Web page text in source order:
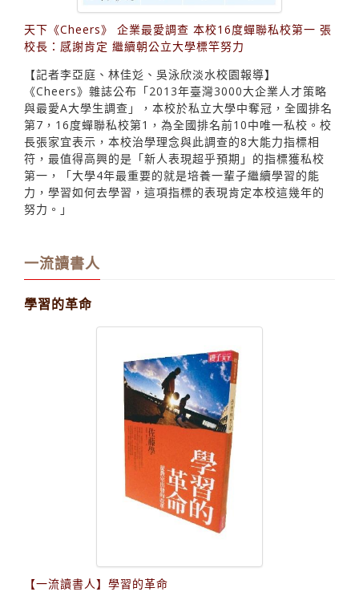
天下《Cheers》 企業最愛調查 本校16度蟬聯私校第一 張
校長：感謝肯定 繼續朝公立大學標竿努力
【記者李亞庭、林佳彣、吳泳欣淡水校園報導】
《Cheers》雜誌公布「2013年臺灣3000大企業人才策略
與最愛A大學生調查」，本校於私立大學中奪冠，全國排名
第7，16度蟬聯私校第1，為全國排名前10中唯一私校。校
長張家宜表示，本校治學理念與此調查的8大能力指標相
符，最值得高興的是「新人表現超乎預期」的指標獲私校
第一，「大學4年最重要的就是培養一輩子繼續學習的能
力，學習如何去學習，這項指標的表現肯定本校這幾年的
努力。」
一流讀書人
學習的革命
【一流讀書人】學習的革命